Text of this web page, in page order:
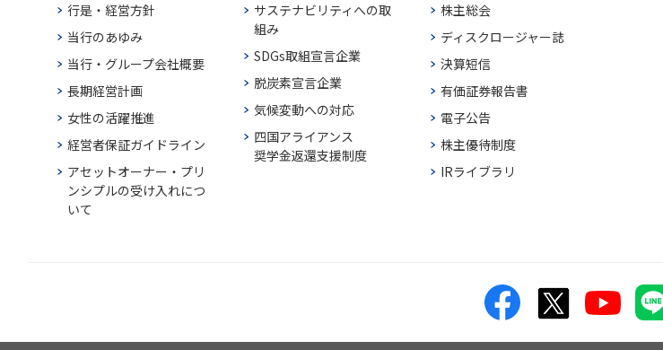
行是・経営方針
当行のあゆみ
当行・グループ会社概要
長期経営計画
女性の活躍推進
経営者保証ガイドライン
アセットオーナー・プリ
ンシプルの受け入れにつ
いて
サステナビリティへの取
組み
SDGs取組宣言企業
脱炭素宣言企業
気候変動への対応
四国アライアンス
奨学金返還支援制度
株主総会
ディスクロージャー誌
決算短信
有価証券報告書
電子公告
株主優待制度
IRライブラリ